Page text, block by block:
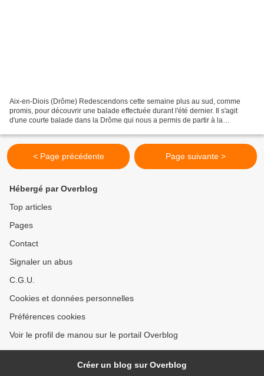
Aix-en-Diois (Drôme) Redescendons cette semaine plus au sud, comme
promis, pour découvrir une balade effectuée durant l'été dernier. Il s'agit
d'une courte balade dans la Drôme qui nous a permis de partir à la
< Page précédente Page suivante >
Hébergé par Overblog
Top articles
Pages
Contact
Signaler un abus
C.G.U.
Cookies et données personnelles
Préférences cookies
Voir le profil de manou sur le portail Overblog
Créer un blog sur Overblog